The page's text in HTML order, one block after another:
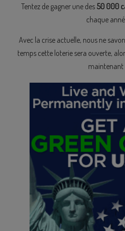
Tentez de gagner une des 50 000
chaque
Avec la crise actuelle, nous ne
temps cette loterie sera ouverte,
maintenant ...